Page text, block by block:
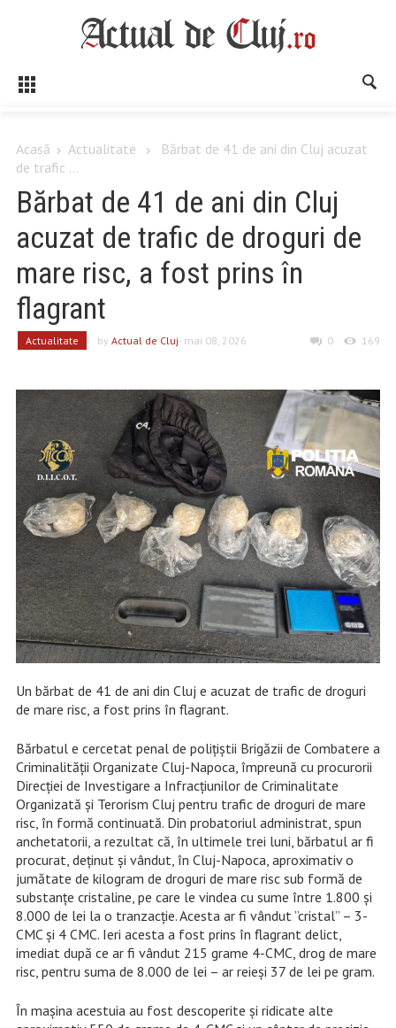
Acasă Actualitate
Bărbat de 41 de ani din Cluj acuzat
de trafic ...
Bărbat de 41 de ani din Cluj
acuzat de trafic de droguri de
mare risc, a fost prins în
flagrant
Actualitate by Actual de Cluj- mai 08, 2026 0 169
Un bărbat de 41 de ani din Cluj e acuzat de trafic de droguri
de mare risc, a fost prins în flagrant.
Bărbatul e cercetat penal de polițiștii Brigăzii de Combatere a
Criminalității Organizate Cluj-Napoca, împreună cu procurorii
Direcției de Investigare a Infracțiunilor de Criminalitate
Organizată și Terorism Cluj pentru trafic de droguri de mare
risc, în formă continuată. Din probatoriul administrat, spun
anchetatorii, a rezultat că, în ultimele trei luni, bărbatul ar fi
procurat, deținut și vândut, în Cluj-Napoca, aproximativ o
jumătate de kilogram de droguri de mare risc sub formă de
substanțe cristaline, pe care le vindea cu sume între 1.800 și
8.000 de lei la o tranzacție. Acesta ar fi vândut ”cristal” – 3-
CMC și 4 CMC. Ieri acesta a fost prins în flagrant delict,
imediat după ce ar fi vândut 215 grame 4-CMC, drog de mare
risc, pentru suma de 8.000 de lei – ar reieși 37 de lei pe gram.
În mașina acestuia au fost descoperite și ridicate alte